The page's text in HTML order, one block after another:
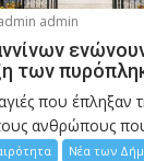
admin
των
που έπληξαν
ανθρώπους
Νέα των